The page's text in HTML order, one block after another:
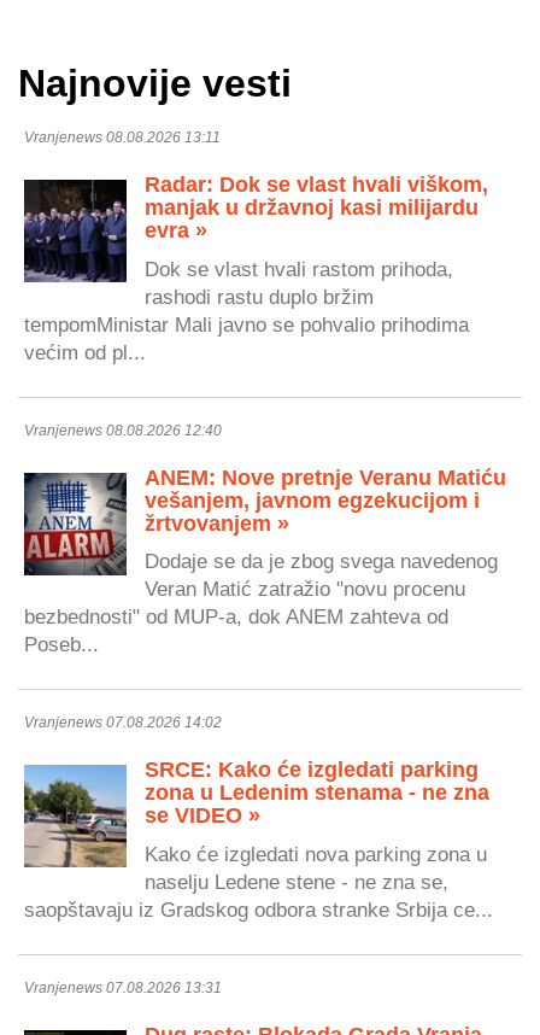
Najnovije vesti
Vranjenews 08.08.2026 13:11
Radar: Dok se vlast hvali viškom,
manjak u državnoj kasi milijardu
evra »
Dok se vlast hvali rastom prihoda,
rashodi rastu duplo bržim
tempomMinistar Mali javno se pohvalio prihodima
većim od pl...
Vranjenews 08.08.2026 12:40
ANEM: Nove pretnje Veranu Matiću
vešanjem, javnom egzekucijom i
žrtvovanjem »
Dodaje se da je zbog svega navedenog
Veran Matić zatražio "novu procenu
bezbednosti" od MUP-a, dok ANEM zahteva od
Poseb...
Vranjenews 07.08.2026 14:02
SRCE: Kako će izgledati parking
zona u Ledenim stenama - ne zna
se VIDEO »
Kako će izgledati nova parking zona u
naselju Ledene stene - ne zna se,
saopštavaju iz Gradskog odbora stranke Srbija ce...
Vranjenews 07.08.2026 13:31